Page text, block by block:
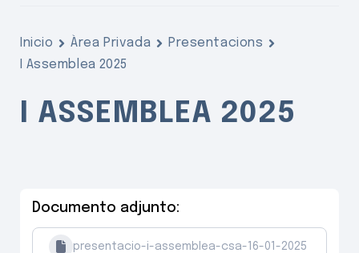
Inicio Àrea Privada
Presentacions
I Assemblea 2025
I ASSEMBLEA 2025
Documento adjunto:
presentacio-i-assemblea-csa-16-01-2025